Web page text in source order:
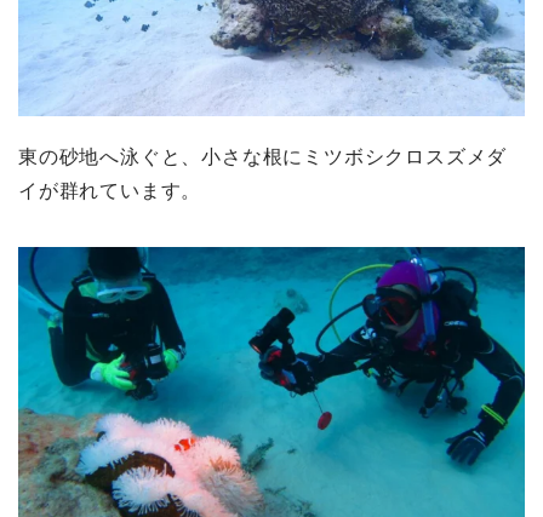
東の砂地へ泳ぐと、小さな根にミツボシクロスズメダ
イが群れています。